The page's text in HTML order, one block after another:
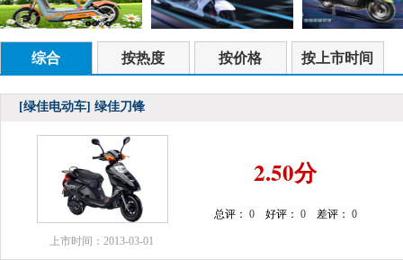
综合 按热度 按价格 按上市时间
[绿佳电动车] 绿佳刀锋
上市时间：2013-03-01
2.50分
总评： 0 好评： 0 差评： 0